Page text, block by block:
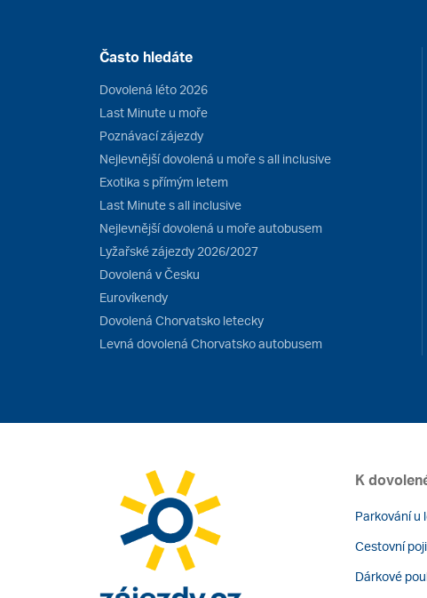
Často hledáte
Dovolená léto 2026
Last Minute u moře
Poznávací zájezdy
Nejlevnější dovolená u moře s all inclusive
Exotika s přímým letem
Last Minute s all inclusive
Nejlevnější dovolená u moře autobusem
Lyžařské zájezdy 2026/2027
Dovolená v Česku
Eurovíkendy
Dovolená Chorvatsko letecky
Levná dovolená Chorvatsko autobusem
K
Parkování u
Cestovní
Dárkové